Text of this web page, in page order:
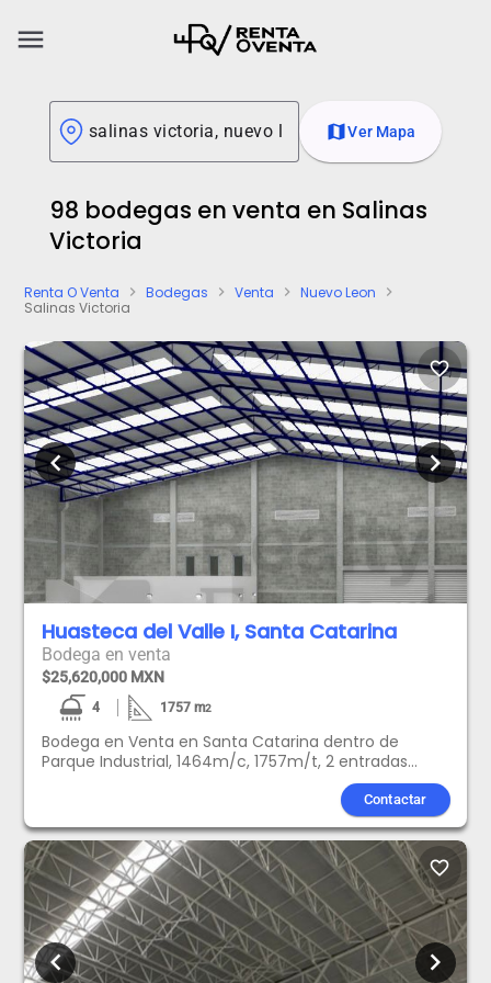
menu
mapVer Mapa
98 bodegas en venta en Salinas
Victoria
Renta O Venta chevron_right Bodegas chevron_right Venta chevron_right Nuevo Leon chevron_right
Salinas Victoria
favorite_border
chevron_left chevron_right
Huasteca del Valle I, Santa Catarina
Bodega en venta
$25,620,000 MXN
4 1757m2
Bodega en Venta en Santa Catarina dentro de
Parque Industrial, 1464m/c, 1757m/t, 2 entradas
planas, 0ficinas 80m, 4 medios baños 11 m de altura
Contactar
favorite_border
chevron_left chevron_right